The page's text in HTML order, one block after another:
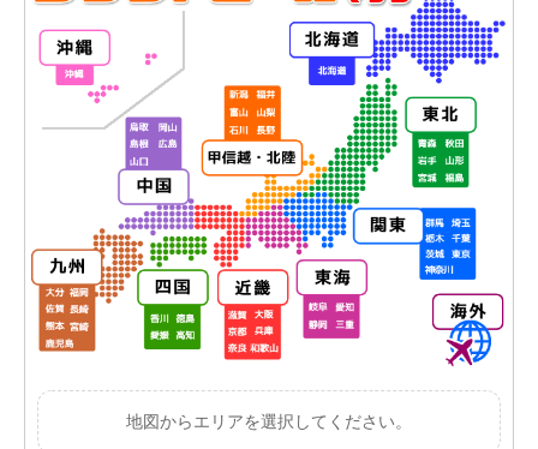
地図からエリアを選択してください。